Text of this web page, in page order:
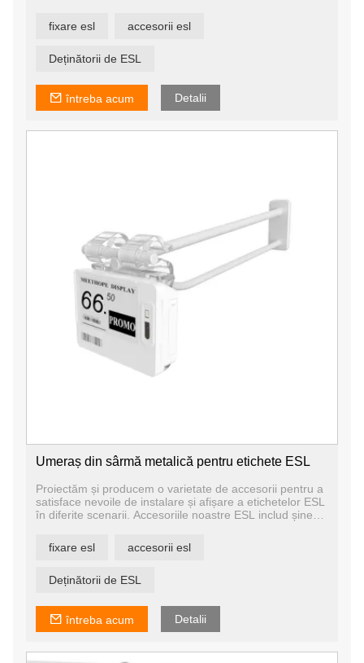
pentru cârlige, panouri de afișare suspendate, suporturi
telescopice etc.
matrițe, astfel încât să putem personaliza accesoriile în
fixare esl accesorii esl
Deținătorii de ESL
întreba acum Detalii
Umeraș din sârmă metalică pentru etichete ESL
Proiectăm și producem o varietate de accesorii pentru a
satisface nevoile de instalare și afișare a etichetelor ESL
în diferite scenarii. Accesoriile noastre ESL includ șine
pentru cârlige, panouri de afișare suspendate, suporturi
telescopice etc.
matrițe, astfel încât să putem personaliza accesoriile în
fixare esl accesorii esl
Deținătorii de ESL
întreba acum Detalii